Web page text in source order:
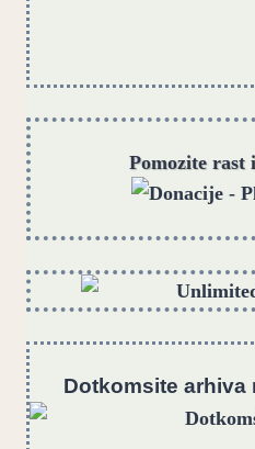
Pomozite rast
Dotkomsite arhiva